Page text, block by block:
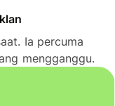
Ia percuma
mengganggu.